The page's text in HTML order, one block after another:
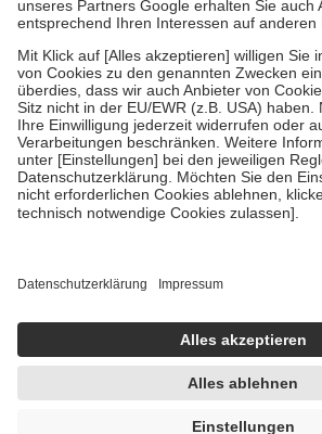
Um das Engagement der Versicherten für ihre
stärken und die besondere Stellung der
fallenkeine Zuzahlungenan bei:
• Kindern und Jugendlichen bis zum
mit Ausnahme der Fahrkosten
• Untersuchungen zur Vorsorge und
GKV getragen werden
• empfohlenen Schutzimpfungen
• Harn- und Blutteststreifen
getroffen, um sicherzustellen, dass es sich um
https://help.etrusted.com/hc/de/articles/
Einige Bilder und Inhalte wurden unter